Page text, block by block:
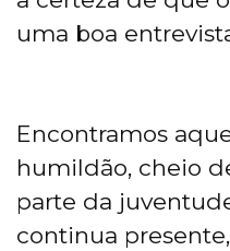
uma boa
Encontramos
humildão, cheio
parte da
continua